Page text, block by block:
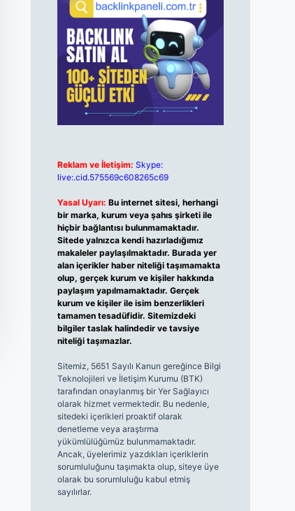
Reklam ve İletişim: Skype:
live:.cid.575569c608265c69
Yasal Uyarı: Bu internet sitesi, herhangi
bir marka, kurum veya şahıs şirketi ile
hiçbir bağlantısı bulunmamaktadır.
Sitede yalnızca kendi hazırladığımız
makaleler paylaşılmaktadır. Burada yer
alan içerikler haber niteliği taşımamakta
olup, gerçek kurum ve kişiler hakkında
paylaşım yapılmamaktadır. Gerçek
kurum ve kişiler ile isim benzerlikleri
tamamen tesadüfidir. Sitemizdeki
bilgiler taslak halindedir ve tavsiye
niteliği taşımazlar.
Sitemiz, 5651 Sayılı Kanun gereğince Bilgi
Teknolojileri ve İletişim Kurumu (BTK)
tarafından onaylanmış bir Yer Sağlayıcı
olarak hizmet vermektedir. Bu nedenle,
sitedeki içerikleri proaktif olarak
denetleme veya araştırma
yükümlülüğümüz bulunmamaktadır.
Ancak, üyelerimiz yazdıkları içeriklerin
sorumluluğunu taşımakta olup, siteye üye
olarak bu sorumluluğu kabul etmiş
sayılırlar.